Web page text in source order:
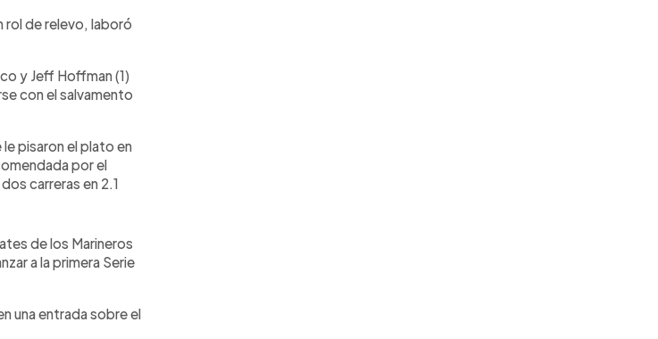
rol de relevo, laboró
y Jeff Hoffman (1)
con el salvamento
pisaron el plato en
por el
carreras en 2.1
de los Marineros
a la primera Serie
una entrada sobre el